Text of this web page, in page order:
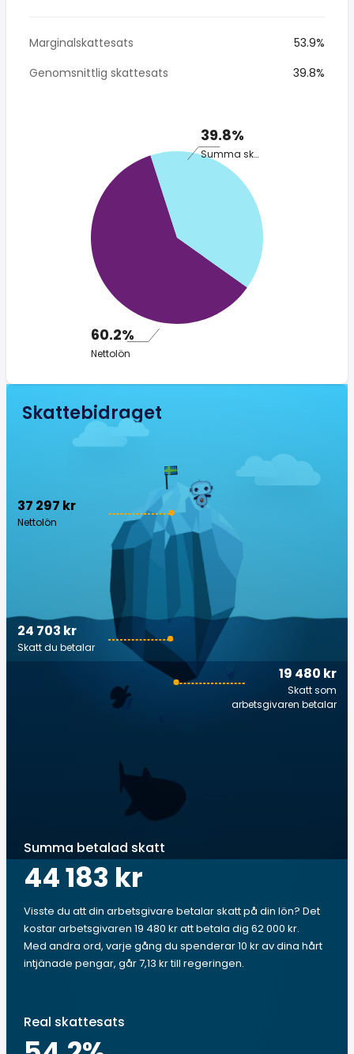
Marginalskattesats
53.9%
Genomsnittlig skattesats
39.8%
39.8%
Summa skatt
60.2%
Nettolön
Skattebidraget
37 297 kr
Nettolön
19 480 kr
Skatt som
arbetsgivaren betalar
24 703 kr
Skatt du betalar
Summa betalad skatt
44 183 kr
Visste du att din arbetsgivare betalar skatt på din lön? Det
kostar arbetsgivaren 19 480 kr att betala dig 62 000 kr.
Med andra ord, varje gång du spenderar 10 kr av dina hårt
intjänade pengar, går 7,13 kr till regeringen.
Real skattesats